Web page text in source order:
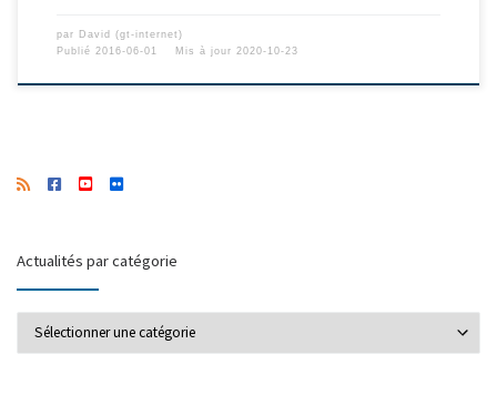
par David (gt-internet)
Publié 2016-06-01 Mis à jour 2020-10-23
Actualités par catégorie